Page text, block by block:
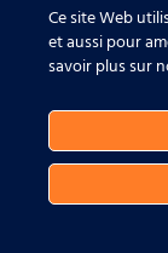
Ce site Web
et aussi pour
savoir plus sur